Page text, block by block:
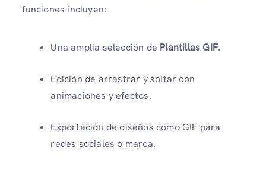
funciones incluyen:
Una amplia selección de Plantillas GIF.
Edición de arrastrar y soltar con
animaciones y efectos.
Exportación de diseños como GIF para
redes sociales o marca.